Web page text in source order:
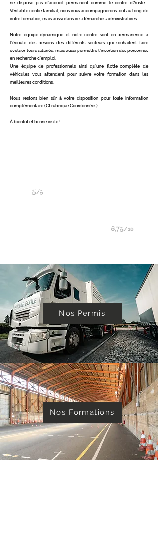
ne dispose pas d’accueil permanent comme le centre d'Aoste.
Véritable centre familial, nous vous accompagnerons tout au long de
votre formation, mais aussi dans vos démarches administratives.
Notre équipe dynamique et notre centre sont en permanence à
l'écoute des besoins des différents secteurs qui souhaitent faire
évoluer leurs salariés, mais aussi permettre l'insertion des personnes
en recherche d'emploi.
Une équipe de professionnels ainsi qu'une flotte complète de
véhicules vous attendent pour suivre votre formation dans les
meilleures conditions.
Nous restons bien sûr à votre disposition pour toute information
complémentaire (Cf rubrique Coordonnées).
À bientôt et bonne visite !
5 /5
8,75 /10
Nos Permis
Nos Formations